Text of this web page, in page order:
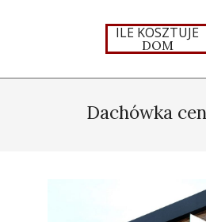
ILE KOSZTUJE
DOM
Dachówka